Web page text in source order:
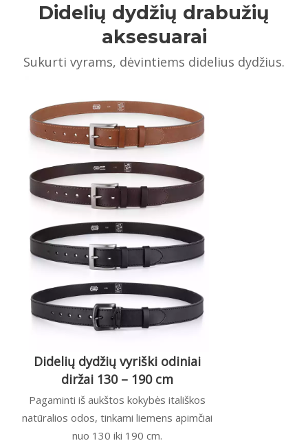
Didelių dydžių drabužių
aksesuarai
Sukurti vyrams, dėvintiems didelius dydžius.
Didelių dydžių vyriški odiniai
diržai 130 – 190 cm
Pagaminti iš aukštos kokybės itališkos
natūralios odos, tinkami liemens apimčiai
nuo 130 iki 190 cm.